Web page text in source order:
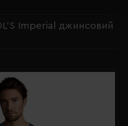
Imperial джинсовий